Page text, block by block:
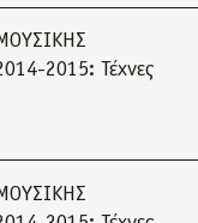
2015: Τέχνες